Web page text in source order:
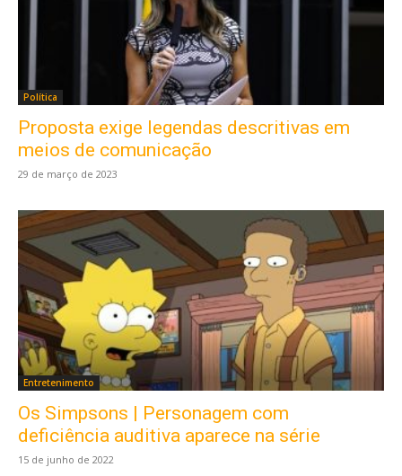
Política
Proposta exige legendas descritivas em
meios de comunicação
29 de março de 2023
Entretenimento
Os Simpsons | Personagem com
deficiência auditiva aparece na série
15 de junho de 2022